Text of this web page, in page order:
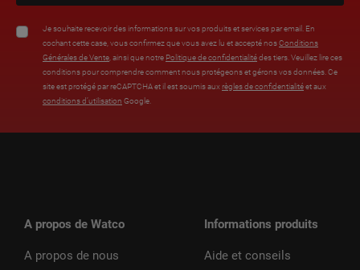
Je souhaite recevoir des informations sur vos produits et services par email. En
cochant cette case, vous confirmez que vous avez lu et accepté nosConditions
Générales de Vente , ainsi que notre Politique de confidentialitédes tiers. Veuillez lire ces
conditions pour comprendre comment nous protégeons et gérons vos données. Ce
site est protégé par reCAPTCHA et il est soumis aux règles de confidentialitéet aux
conditions d’utilisation Google.
A propos de Watco
A propos de nous
Informations produits
Aide et conseils